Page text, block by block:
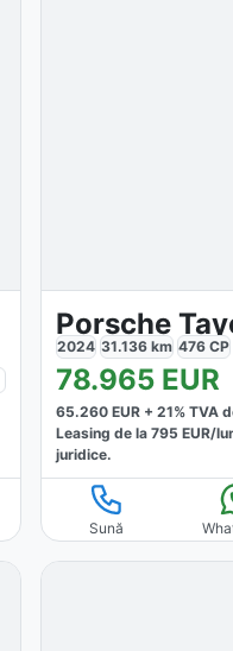
2024 31.136 km 476 CP
78.965 EUR
65.260 EUR +21% TVA
Leasing de la795 EUR/
juridice.
Sună